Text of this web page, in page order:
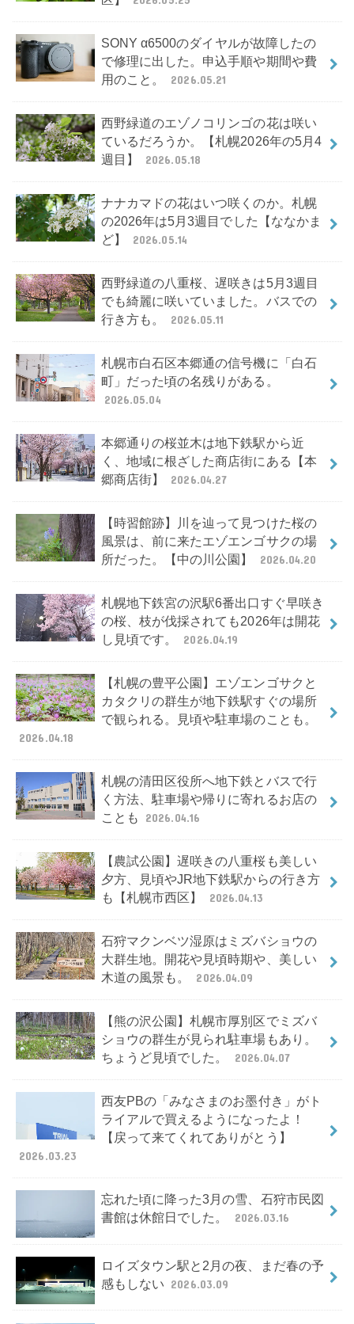
SONY α6500のダイヤルが故障したの
で修理に出した。申込手順や期間や費
用のこと。
2026.05.21
西野緑道のエゾノコリンゴの花は咲い
ているだろうか。【札幌2026年の5月4
週目】
2026.05.18
ナナカマドの花はいつ咲くのか。札幌
の2026年は5月3週目でした【ななかま
ど】
2026.05.14
西野緑道の八重桜、遅咲きは5月3週目
でも綺麗に咲いていました。バスでの
行き方も。
2026.05.11
札幌市白石区本郷通の信号機に「白石
町」だった頃の名残りがある。
2026.05.04
本郷通りの桜並木は地下鉄駅から近
く、地域に根ざした商店街にある【本
郷商店街】
2026.04.27
【時習館跡】川を辿って見つけた桜の
風景は、前に来たエゾエンゴサクの場
所だった。【中の川公園】
2026.04.20
札幌地下鉄宮の沢駅6番出口すぐ早咲き
の桜、枝が伐採されても2026年は開花
し見頃です。
2026.04.19
【札幌の豊平公園】エゾエンゴサクと
カタクリの群生が地下鉄駅すぐの場所
で観られる。見頃や駐車場のことも。
2026.04.18
札幌の清田区役所へ地下鉄とバスで行
く方法、駐車場や帰りに寄れるお店の
ことも
2026.04.16
【農試公園】遅咲きの八重桜も美しい
夕方、見頃やJR地下鉄駅からの行き方
も【札幌市西区】
2026.04.13
石狩マクンベツ湿原はミズバショウの
大群生地。開花や見頃時期や、美しい
木道の風景も。
2026.04.09
【熊の沢公園】札幌市厚別区でミズバ
ショウの群生が見られ駐車場もあり。
ちょうど見頃でした。
2026.04.07
西友PBの「みなさまのお墨付き」がト
ライアルで買えるようになったよ！
【戻って来てくれてありがとう】
2026.03.23
忘れた頃に降った3月の雪、石狩市民図
書館は休館日でした。
2026.03.16
ロイズタウン駅と2月の夜、まだ春の予
感もしない 2026.03.09